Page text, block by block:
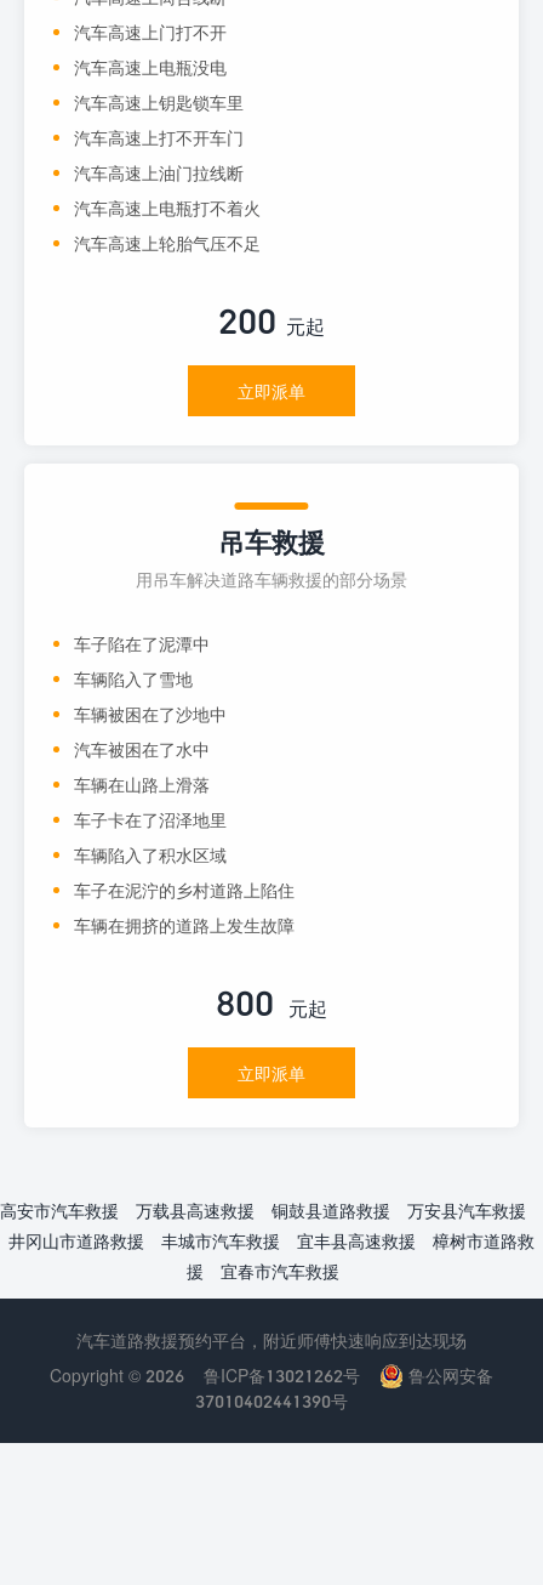
汽车高速上门打不开
汽车高速上电瓶没电
汽车高速上钥匙锁车里
汽车高速上打不开车门
汽车高速上油门拉线断
汽车高速上电瓶打不着火
汽车高速上轮胎气压不足
200 元起
立即派单
吊车救援
用吊车解决道路车辆救援的部分场景
车子陷在了泥潭中
车辆陷入了雪地
车辆被困在了沙地中
汽车被困在了水中
车辆在山路上滑落
车子卡在了沼泽地里
车辆陷入了积水区域
车子在泥泞的乡村道路上陷住
车辆在拥挤的道路上发生故障
800 元起
立即派单
高安市汽车救援 万载县高速救援 铜鼓县道路救援
万安县汽车救援
井冈山市道路救援
丰城市汽车救援 宜丰县高速救援
樟树市道路救
援
宜春市汽车救援
汽车道路救援预约平台，附近师傅快速响应到达现场
Copyright © 2026
鲁ICP备13021262号
鲁公网安备
37010402441390号